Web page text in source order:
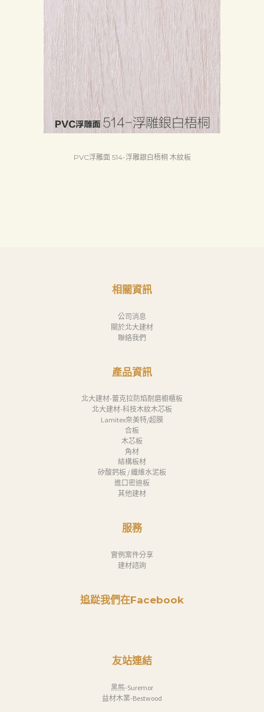
PVC浮雕面 514-浮雕銀白梧桐 木紋板
相關資訊
公司消息
關於北大建材
聯絡我們
產品資訊
北大建材-蕾克拉防焰耐磨櫥櫃板
北大建材-科技木紋木芯板
Lamitex奈美特/超膜
合板
木芯板
角材
結構板材
矽酸鈣板 / 纖維水泥板
進口密迪板
其他建材
服務
實例案件分享
建材諮詢
追踨我們在Facebook
友站連結
黑熊-Suremor
益材木業-Bestwood